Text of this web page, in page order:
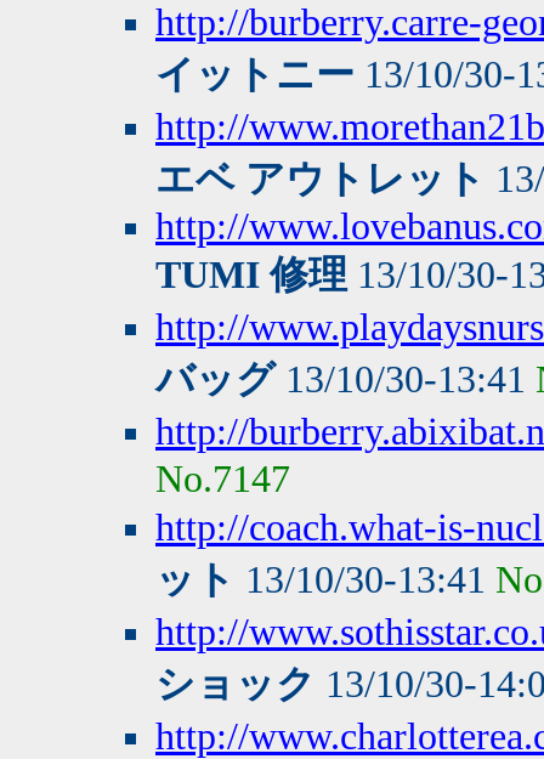
http://burberry.carre-
イットニー 13/10/30-
http://
エベ アウトレット
http://
TUMI 修理 13/10/30-
http://
バッグ13/10/30-13:41
http://
No.7147
http://coach.what-is-
ット 13/10/30-13:41
http://
ショック 13/10/30-
http://